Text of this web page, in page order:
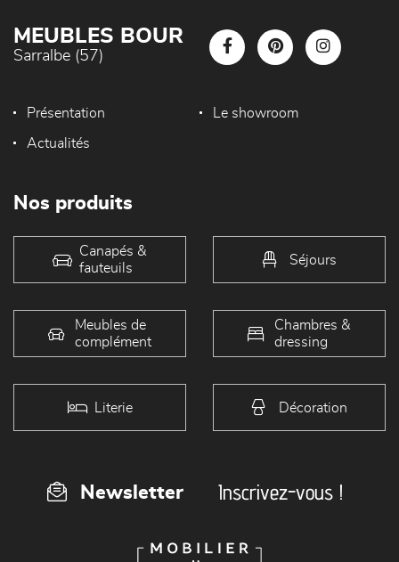
MEUBLES BOUR
Sarralbe (57)
Présentation Le showroom
Actualités
Nos produits
Canapés &
fauteuils
Séjours
Meubles de
complément
Chambres &
dressing
Literie Décoration
Newsletter Inscrivez-vous !